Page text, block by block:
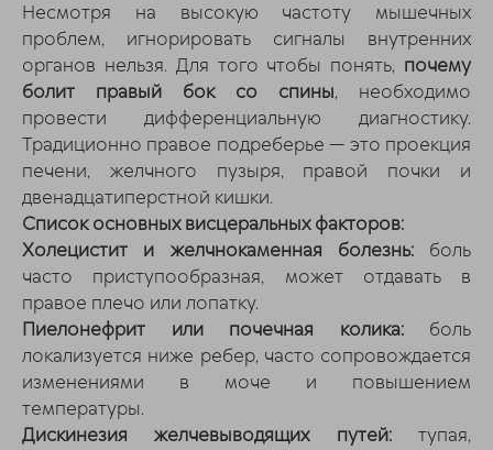
Несмотря на высокую частоту мышечных
проблем, игнорировать сигналы внутренних
органов нельзя. Для того чтобы понять, почему
болит правый бок со спины, необходимо
провести дифференциальную диагностику.
Традиционно правое подреберье — это проекция
печени, желчного пузыря, правой почки и
двенадцатиперстной кишки.
Список основных висцеральных факторов:
Холецистит и желчнокаменная болезнь:боль
часто приступообразная, может отдавать в
правое плечо или лопатку.
Пиелонефрит или почечная колика:боль
локализуется ниже ребер, часто сопровождается
изменениями в моче и повышением
температуры.
Дискинезия желчевыводящих путей:тупая,